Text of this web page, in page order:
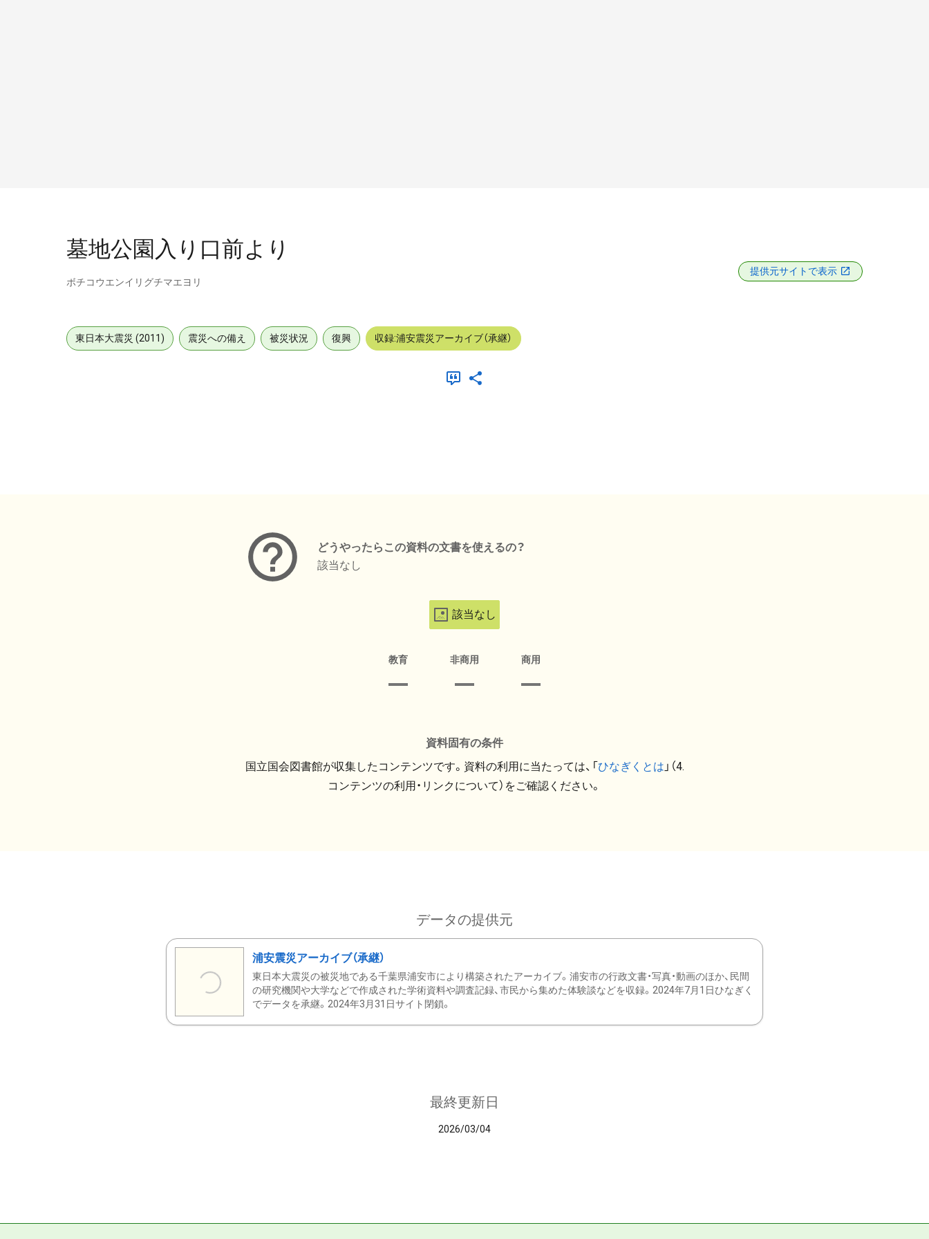
墓地公園入り口前より
ボチコウエンイリグチマエヨリ
提供元サイトで表示
東日本大震災 (2011) 震災への備え 被災状況 復興 収録:浦安震災アーカイブ（承継）
どうやったらこの資料の文書を使えるの？
該当なし
該当なし
教育 非商用 商用
資料固有の条件
国立国会図書館が収集したコンテンツです。資料の利用に当たっては、「ひなぎくとは 」（4.
コンテンツの利用・リンクについて）をご確認ください。
データの提供元
浦安震災アーカイブ（承継）
東日本大震災の被災地である千葉県浦安市により構築されたアーカイブ。浦安市の行政文書・写真・動画のほか、民間
の研究機関や大学などで作成された学術資料や調査記録、市民から集めた体験談などを収録。2024年7月1日ひなぎく
でデータを承継。2024年3月31日サイト閉鎖。
最終更新日
2026/03/04